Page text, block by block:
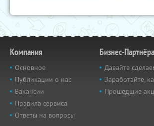
Компания
Основное
Публикации о нас
Вакансии
Правила сервиса
Ответы на вопросы
Бизнес-
Давайте
Заработайте,
Прошедшие